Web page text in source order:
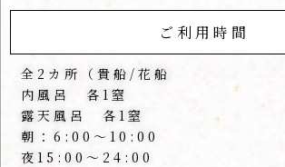
ご利用時間
全2カ所（貴船/花船
内風呂 各1窒
露天風呂 各1窒
朝：6:00～10:00
夜15:00～24:00